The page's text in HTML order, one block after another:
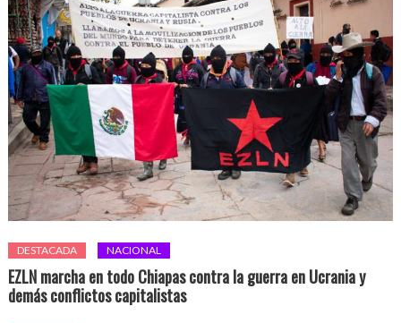
DESTACADA NACIONAL
EZLN marcha en todo Chiapas contra la guerra en Ucrania y
demás conflictos capitalistas